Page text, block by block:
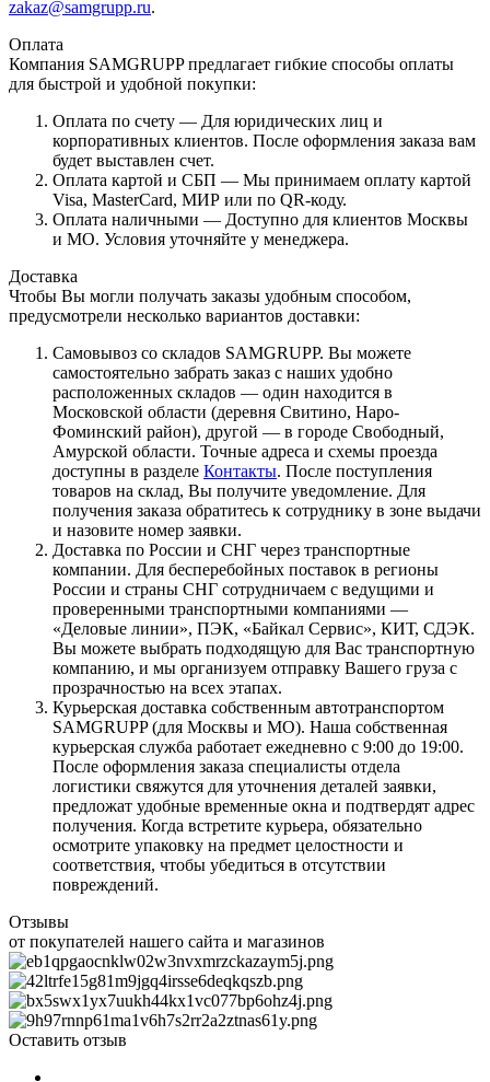
zakaz@samgrupp.ru.
Оплата
Компания SAMGRUPP предлагает гибкие способы оплаты
для быстрой и удобной покупки:
Оплата по счету — Для юридических лиц и
корпоративных клиентов. После оформления заказа вам
будет выставлен счет.
Оплата картой и СБП — Мы принимаем оплату картой
Visa, MasterCard, МИР или по QR-коду.
Оплата наличными — Доступно для клиентов Москвы
и МО. Условия уточняйте у менеджера.
Доставка
Чтобы Вы могли получать заказы удобным способом,
предусмотрели несколько вариантов доставки:
Самовывоз со складов SAMGRUPP. Вы можете
самостоятельно забрать заказ с наших удобно
расположенных складов — один находится в
Московской области (деревня Свитино, Наро-
Фоминский район), другой — в городе Свободный,
Амурской области. Точные адреса и схемы проезда
доступны в разделе Контакты. После поступления
товаров на склад, Вы получите уведомление. Для
получения заказа обратитесь к сотруднику в зоне выдачи
и назовите номер заявки.
Доставка по России и СНГ через транспортные
компании. Для бесперебойных поставок в регионы
России и страны СНГ сотрудничаем с ведущими и
проверенными транспортными компаниями —
«Деловые линии», ПЭК, «Байкал Сервис», КИТ, СДЭК.
Вы можете выбрать подходящую для Вас транспортную
компанию, и мы организуем отправку Вашего груза с
прозрачностью на всех этапах.
Курьерская доставка собственным автотранспортом
SAMGRUPP (для Москвы и МО). Наша собственная
курьерская служба работает ежедневно с 9:00 до 19:00.
После оформления заказа специалисты отдела
логистики свяжутся для уточнения деталей заявки,
предложат удобные временные окна и подтвердят адрес
получения. Когда встретите курьера, обязательно
осмотрите упаковку на предмет целостности и
соответствия, чтобы убедиться в отсутствии
повреждений.
Отзывы
от покупателей нашего сайта и магазинов
Оставить отзыв